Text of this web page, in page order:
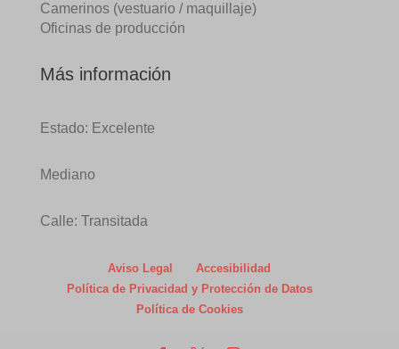
Camerinos (vestuario / maquillaje)
Oficinas de producción
Más información
Estado: Excelente
Mediano
Calle: Transitada
Aviso Legal
Accesibilidad
Política de Privacidad y Protección de Datos
Política de Cookies